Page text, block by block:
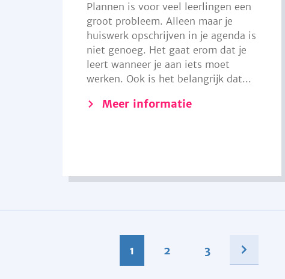
Plannen is voor veel leerlingen een
groot probleem. Alleen maar je
huiswerk opschrijven in je agenda is
niet genoeg. Het gaat erom dat je
leert wanneer je aan iets moet
werken. Ook is het belangrijk dat...
Meer informatie
1 2 3